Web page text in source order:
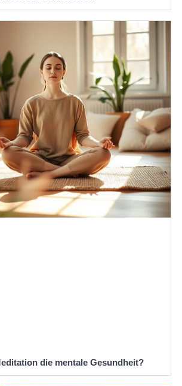
die mentale Gesundheit?